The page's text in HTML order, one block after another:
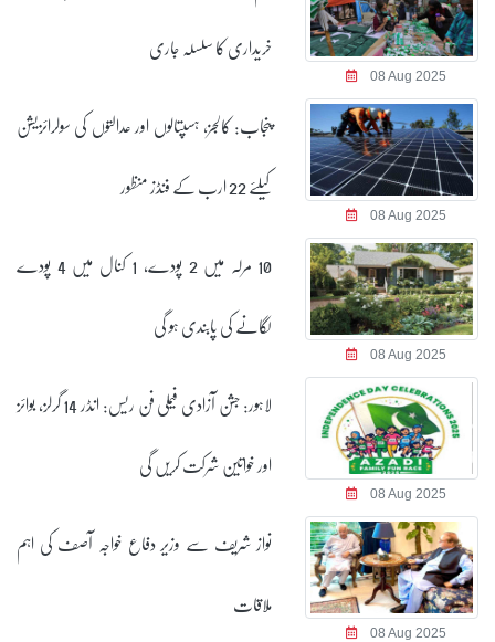
08 Aug 2025
خریداری کا سلسلہ جاری
08 Aug 2025
پنجاب: کالجز، ہسپتالوں اور عدالتوں کی سولرائزیشن
کیلئے 22 ارب کے فنڈز منظور
08 Aug 2025
10 مرلہ میں 2 پودے، 1 کنال میں 4 پودے
لگانے کی پابندی ہو گی
08 Aug 2025
لاہور: جشن آزادی فیملی فن ریس: انڈر 14 گرلز، بوائز
اور خواتین شرکت کریں گی
08 Aug 2025
نواز شریف سے وزیر دفاع خواجہ آصف کی اہم
ملاقات